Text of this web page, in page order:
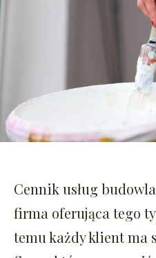
Cennik usług
firma oferująca tego
temu każdy klient ma